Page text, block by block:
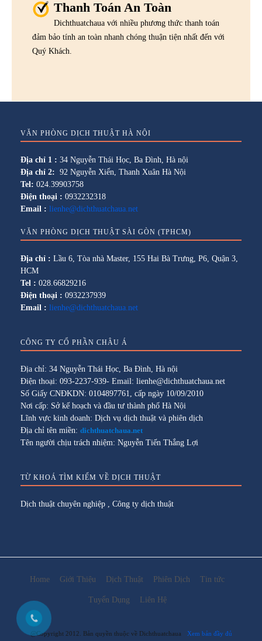
Thanh Toán An Toàn
Dichthuatchaua với nhiều phương thức thanh toán
đảm bảo tính an toàn nhanh chóng thuận tiện nhất đến với
Quý Khách.
VĂN PHÒNG DỊCH THUẬT HÀ NỘI
Địa chỉ 1 : 34 Nguyễn Thái Học, Ba Đình, Hà nội
Địa chỉ 2: 92 Nguyễn Xiển, Thanh Xuân Hà Nội
Tel: 024.39903758
Điện thoại : 0932232318
Email : lienhe@dichthuatchaua.net
VĂN PHÒNG DỊCH THUẬT SÀI GÒN (TPHCM)
Địa chỉ : Lầu 6, Tòa nhà Master, 155 Hai Bà Trưng, P6, Quận 3,
HCM
Tel : 028.66829216
Điện thoại : 0932237939
Email : lienhe@dichthuatchaua.net
CÔNG TY CỔ PHẦN CHÂU Á
Địa chỉ: 34 Nguyễn Thái Học, Ba Đình, Hà nội
Điện thoại: 093-2237-939- Email: lienhe@dichthuatchaua.net
Số Giấy CNĐKDN: 0104897761, cấp ngày 10/09/2010
Nơi cấp: Sở kế hoạch và đầu tư thành phố Hà Nội
Lĩnh vực kinh doanh: Dịch vụ dịch thuật và phiên dịch
Địa chỉ tên miền: dichthuatchaua.net
Tên người chịu trách nhiệm: Nguyễn Tiến Thắng Lợi
TỪ KHOÁ TÌM KIẾM VỀ DỊCH THUẬT
Dịch thuật chuyên nghiệp Công ty dịch thuật
Home Giới Thiệu Dịch Thuật Phiên Dịch Tin tức
Tuyển Dụng Liên Hệ
@Copyright 2012. Bản quyền thuộc về Dichthuatchaua Xem bản đầy đủ